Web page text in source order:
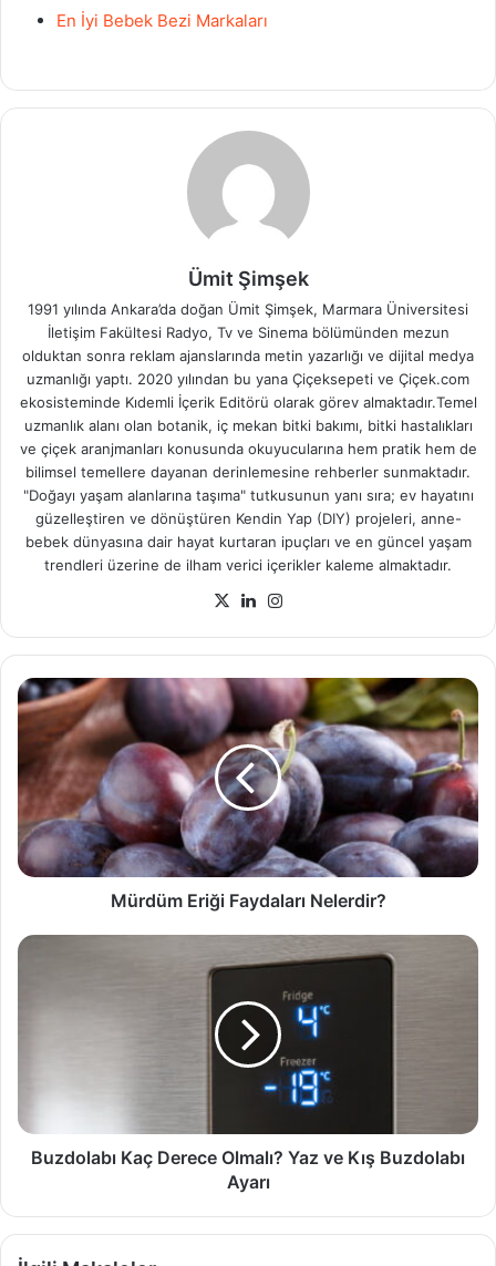
En İyi Bebek Bezi Markaları
Ümit Şimşek
1991 yılında Ankara’da doğan Ümit Şimşek, Marmara Üniversitesi
İletişim Fakültesi Radyo, Tv ve Sinema bölümünden mezun
olduktan sonra reklam ajanslarında metin yazarlığı ve dijital medya
uzmanlığı yaptı. 2020 yılından bu yana Çiçeksepeti ve Çiçek.com
ekosisteminde Kıdemli İçerik Editörü olarak görev almaktadır.Temel
uzmanlık alanı olan botanik, iç mekan bitki bakımı, bitki hastalıkları
ve çiçek aranjmanları konusunda okuyucularına hem pratik hem de
bilimsel temellere dayanan derinlemesine rehberler sunmaktadır.
"Doğayı yaşam alanlarına taşıma" tutkusunun yanı sıra; ev hayatını
güzelleştiren ve dönüştüren Kendin Yap (DIY) projeleri, anne-
bebek dünyasına dair hayat kurtaran ipuçları ve en güncel yaşam
trendleri üzerine de ilham verici içerikler kaleme almaktadır.
X LinkedIn
Mürdüm
Eriği
Faydaları
Nelerdir?
Mürdüm Eriği Faydaları Nelerdir?
Buzdolabı
Ayarı
Buzdolabı Kaç Derece Olmalı? Yaz ve Kış Buzdolabı
Ayarı